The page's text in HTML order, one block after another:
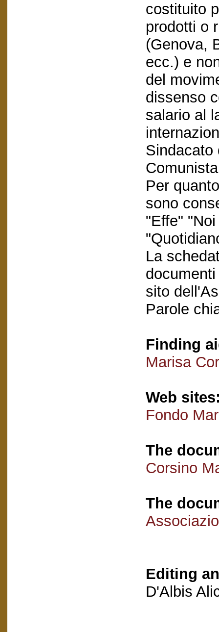
costituito
prodotti o
(Genova,
ecc.) e
del
dissenso
salario al
Sindacato
Per
sono
"Effe"
La
sito
Parole
Finding
Marisa
Web
Fondo
The
Corsino
The
Editing
D'Albis